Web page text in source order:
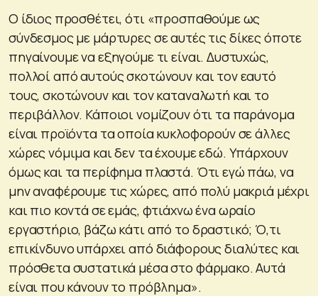
Ο ίδιος προσθέτει, ότι «προσπαθούμε ως
σύνδεσμος με μάρτυρες σε αυτές τις δίκες όποτε
πηγαίνουμε να εξηγούμε τι είναι. Δυστυχώς,
πολλοί από αυτούς σκοτώνουν και τον εαυτό
τους, σκοτώνουν και τον καταναλωτή και το
περιβάλλον. Κάποιοι νομίζουν ότι τα παράνομα
είναι προϊόντα τα οποία κυκλοφορούν σε άλλες
χώρες νόμιμα και δεν τα έχουμε εδώ. Υπάρχουν
όμως και τα περίφημα πλαστά. Ότι εγώ πάω, να
μην αναφέρουμε τις χώρες, από πολύ μακριά μέχρι
και πιο κοντά σε εμάς, φτιάχνω ένα ωραίο
εργαστήριο, βάζω κάτι από το δραστικό; Ό,τι
επικίνδυνο υπάρχει από διάφορους διαλύτες και
πρόσθετα συστατικά μέσα στο φάρμακο. Αυτά
είναι που κάνουν το πρόβλημα».